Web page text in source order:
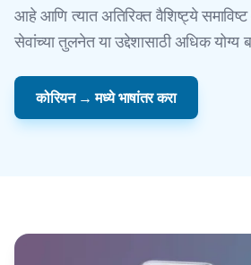
आहे आणि त्यात अतिरिक्त वैशिष्ट्ये
सेवांच्या तुलनेत या उद्देशासाठी अधिक योग्य
कोरियन → मध्ये भाषांतर करा